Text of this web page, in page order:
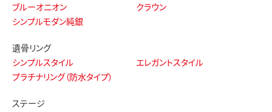
ブルーオニオン
クラウン
シンプルモダン純銀
遺骨リング
シンプルスタイル
エレガントスタイル
プラチナリング（防水タイプ）
ステージ